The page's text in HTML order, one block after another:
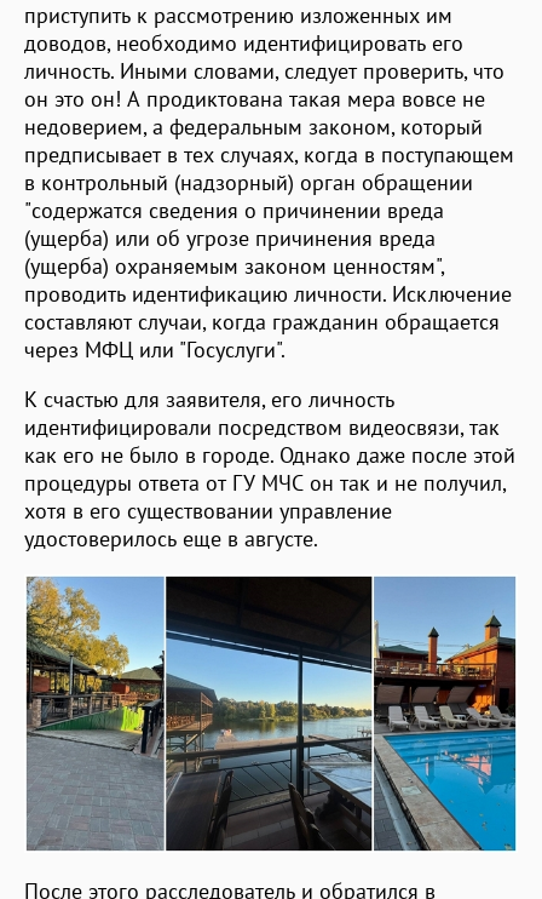
приступить к рассмотрению изложенных им
доводов, необходимо идентифицировать его
личность. Иными словами, следует проверить, что
он это он! А продиктована такая мера вовсе не
недоверием, а федеральным законом, который
предписывает в тех случаях, когда в поступающем
в контрольный (надзорный) орган обращении
"содержатся сведения о причинении вреда
(ущерба) или об угрозе причинения вреда
(ущерба) охраняемым законом ценностям",
проводить идентификацию личности. Исключение
составляют случаи, когда гражданин обращается
через МФЦ или "Госуслуги".
К счастью для заявителя, его личность
идентифицировали посредством видеосвязи, так
как его не было в городе. Однако даже после этой
процедуры ответа от ГУ МЧС он так и не получил,
хотя в его существовании управление
удостоверилось еще в августе.
После этого расследователь и обратился в